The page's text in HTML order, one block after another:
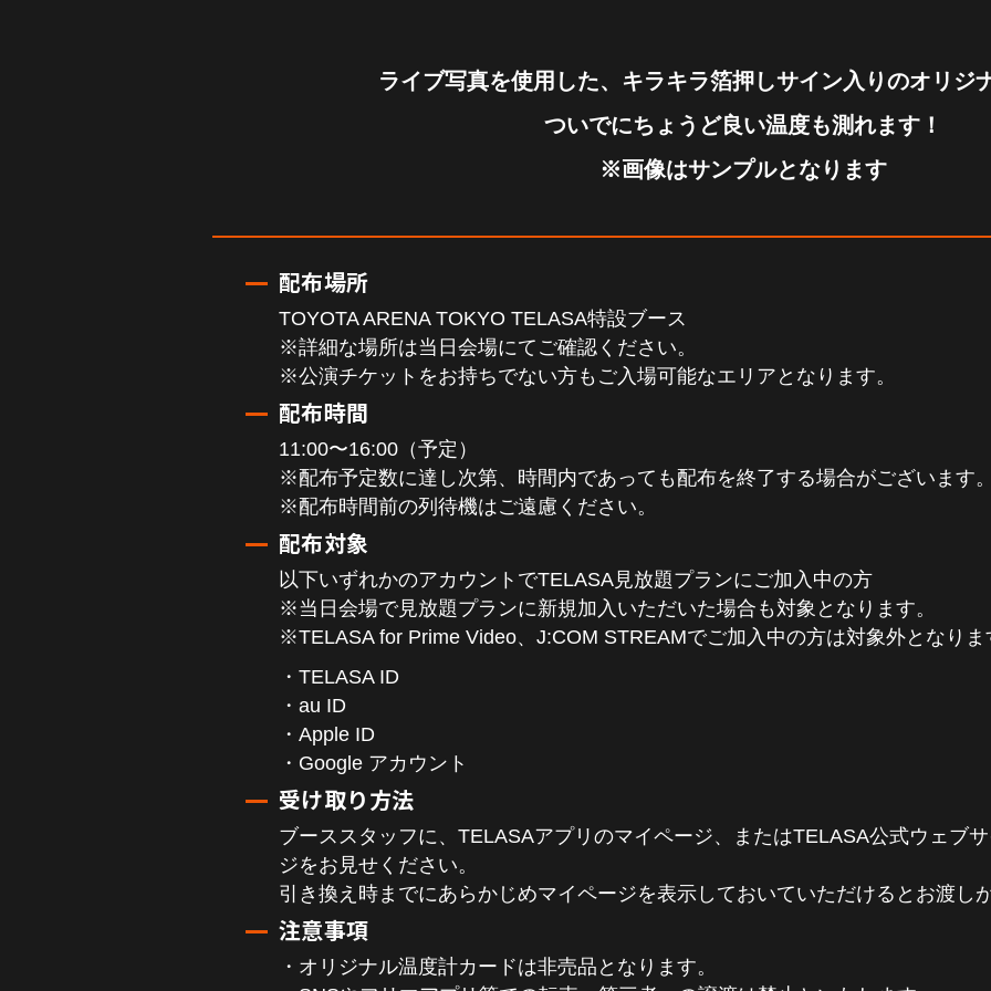
ライブ写真を使用した、キラキラ箔押しサイン入りのオリジ
ついでにちょうど良い温度も測れます！
※画像はサンプルとなります
配布場所
TOYOTA ARENA TOKYO TELASA特設ブース
※詳細な場所は当日会場にてご確認ください。
※公演チケットをお持ちでない方もご入場可能なエリアとなります。
配布時間
11:00〜16:00（予定）
※配布予定数に達し次第、時間内であっても配布を終了する場合がございます。
※配布時間前の列待機はご遠慮ください。
配布対象
以下いずれかのアカウントでTELASA見放題プランにご加入中の方
※当日会場で見放題プランに新規加入いただいた場合も対象となります。
※TELASA for Prime Video、J:COM STREAMでご加入中の方は対象外となりま
・TELASA ID
・au ID
・Apple ID
・Google アカウント
受け取り方法
ブーススタッフに、TELASAアプリのマイページ、またはTELASA公式ウェブ
ジをお見せください。
引き換え時までにあらかじめマイページを表示しておいていただけるとお渡し
注意事項
・オリジナル温度計カードは非売品となります。